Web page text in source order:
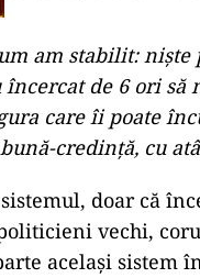
am stabilit:
încercat de 6 ori să
care îi poate
credință, cu
doar că
vechi,
același sistem